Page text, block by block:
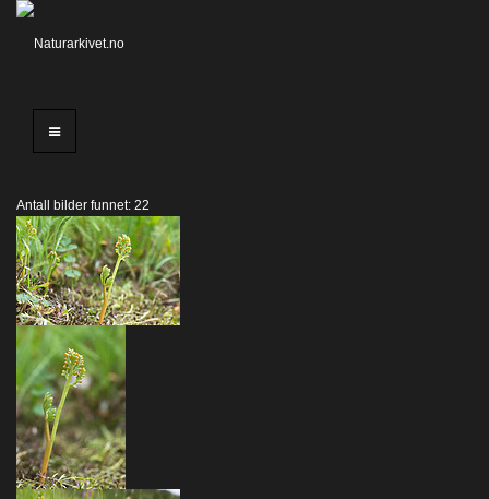
Antall bilder funnet: 22